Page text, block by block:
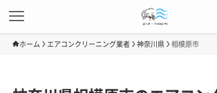
ホーム エアコンクリーニング業者 神奈川県 相模原市